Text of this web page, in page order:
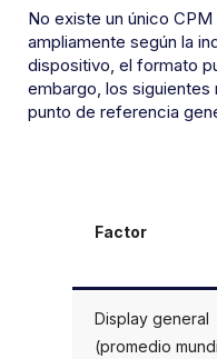
No existe un único
ampliamente según la
dispositivo, el formato
embargo, los
punto de referencia
Factor
Display general
(promedio